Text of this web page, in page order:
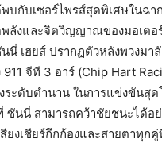
บกับเซอร์ไพรส์สุดพิเศษในฉา
ลังและจิตวิญญาณของมอเตอ
นี่ เฮยส์ ปรากฏตัวหลังพวงมา
จีที 3 อาร์ (Chip Hart
ระดับตำนาน ในการแข่งขันสุ
ซันนี่ สามารถคว้าชัยชนะได้อ
ยงเชียร์กึกก้องและสายตาทุก